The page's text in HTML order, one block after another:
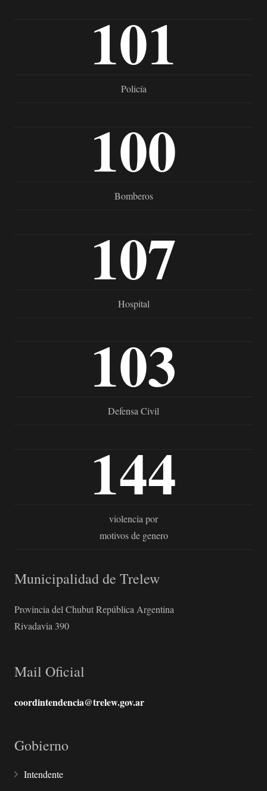
101
Policía
100
Bomberos
107
Hospital
103
Defensa Civil
144
violencia por
motivos de genero
Municipalidad de Trelew
Provincia del Chubut República Argentina
Rivadavia 390
Mail Oficial
coordintendencia@trelew.gov.ar
Gobierno
Intendente